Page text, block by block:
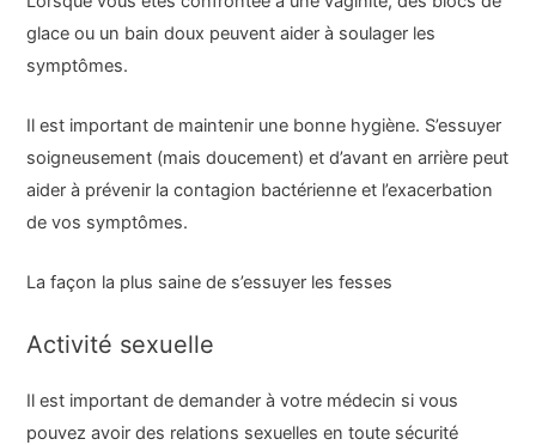
glace ou un bain doux peuvent aider à soulager les
symptômes.
Il est important de maintenir une bonne hygiène. S’essuyer
soigneusement (mais doucement) et d’avant en arrière peut
aider à prévenir la contagion bactérienne et l’exacerbation
de vos symptômes.
La façon la plus saine de s’essuyer les fesses
Activité sexuelle
Il est important de demander à votre médecin si vous
pouvez avoir des relations sexuelles en toute sécurité